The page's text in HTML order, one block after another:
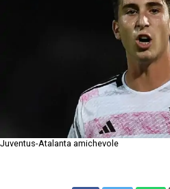
Juventus-Atalanta amichevole